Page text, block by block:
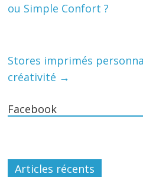
ou Simple Confort ?
Stores imprimés
créativité →
Facebook
Articles récents